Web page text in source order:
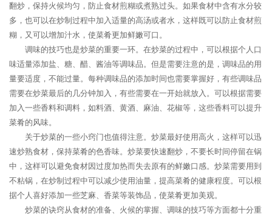
翻炒，保持火候均匀，防止食材煎糊或煮熟过头。如果食材中含有水分较
多，也可以在炒制过程中加入适量的高汤或者水，这样既可以防止食材煎
糊，又可以增加汁水，使菜肴更加鲜嫩可口。
调味的技巧也是炒菜的重要一环。在炒菜的过程中，可以根据个人口
味适量添加盐、糖、醋、酱油等调味品。但是需要注意的是，调味品的用
量要适度，不能过量。每种调味品的添加时间也需要掌握好，有些调味品
需要在炒菜最后的几分钟加入，有些需要在一开始就放入。可以根据需要
加入一些香料和调料，如料酒、黄酒、麻油、花椒等，这些香料可以提升
菜肴的风味。
关于炒菜的一些小窍门也值得注意。炒菜最好使用高火，这样可以迅
速炒熟食材，保持菜肴的色香味。炒菜要快速翻炒，不要长时间停留在锅
中，这样可以避免食材因过度加热而失去原有的鲜嫩口感。炒菜需要用到
不粘锅，在炒制过程中可以减少使用油量，提高菜肴的健康程度。可以根
据个人喜好添加一些芝麻、香菜等装饰品，使菜肴更加美观。
炒菜的诀窍从食材的准备、火候的掌握、调味的技巧等方面都十分重